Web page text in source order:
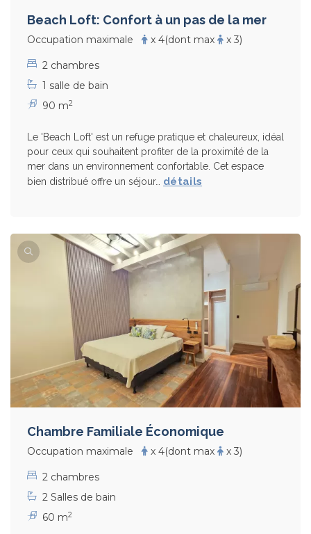
Beach Loft: Confort à un pas de la mer
Occupation maximale x 4(dont max x 3)
2 chambres
1 salle de bain
90 m2
Le 'Beach Loft' est un refuge pratique et chaleureux, idéal
pour ceux qui souhaitent profiter de la proximité de la
mer dans un environnement confortable. Cet espace
bien distribué offre un séjour… détails
Chambre Familiale Économique
Occupation maximale x 4(dont max x 3)
2 chambres
2 Salles de bain
60 m2